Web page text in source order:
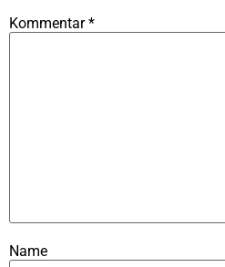
Kommentar*
Name